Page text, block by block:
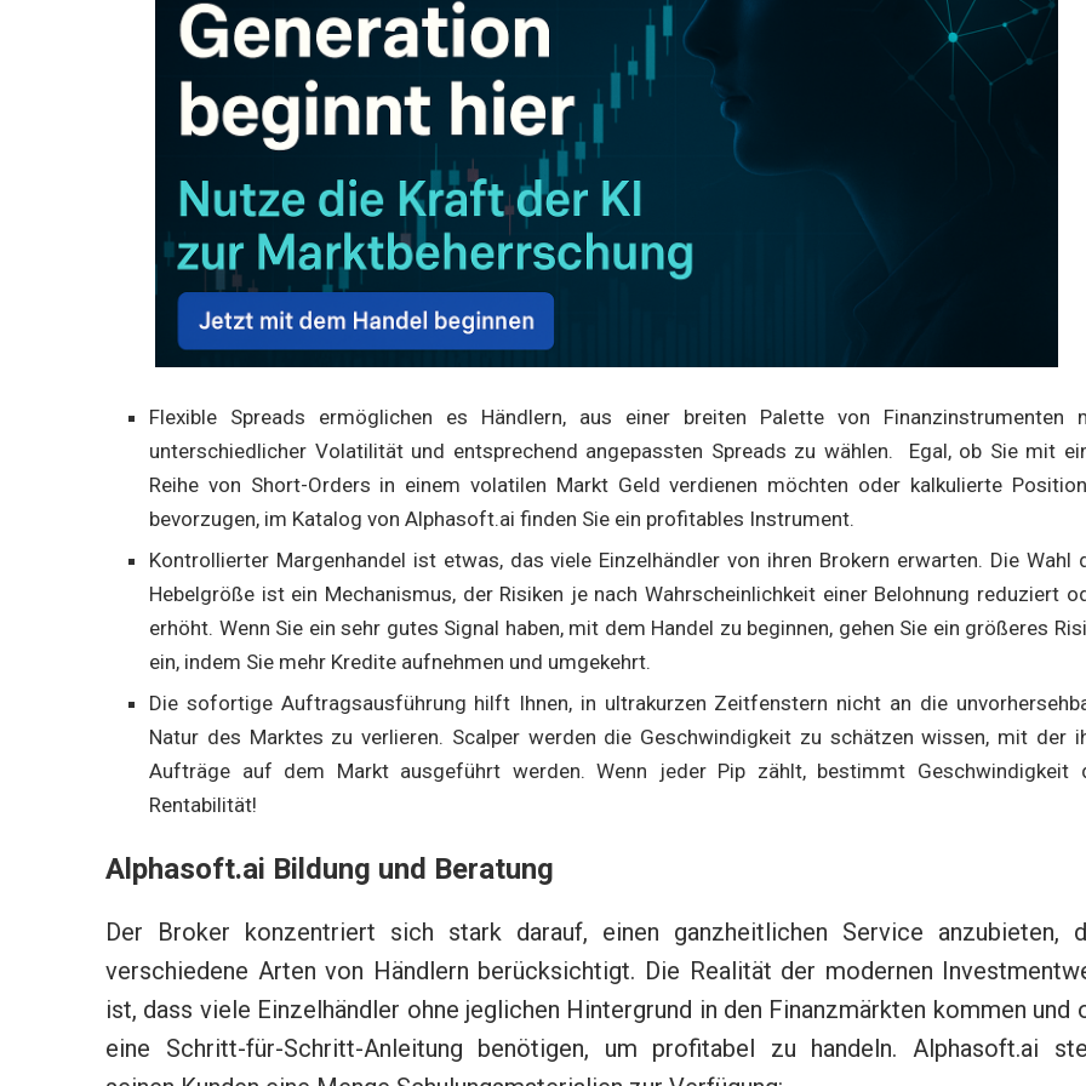
Flexible Spreads ermöglichen es Händlern, aus einer breiten Palette von Finanzinstrumenten
unterschiedlicher Volatilität und entsprechend angepassten Spreads zu wählen. Egal, ob Sie mit
Reihe von Short-Orders in einem volatilen Markt Geld verdienen möchten oder kalkulierte
bevorzugen, im Katalog von Alphasoft.ai finden Sie ein profitables Instrument.
Kontrollierter Margenhandel ist etwas, das viele Einzelhändler von ihren Brokern erwarten. Die Wahl
Hebelgröße ist ein Mechanismus, der Risiken je nach Wahrscheinlichkeit einer Belohnung reduziert
erhöht. Wenn Sie ein sehr gutes Signal haben, mit dem Handel zu beginnen, gehen Sie ein größeres
ein, indem Sie mehr Kredite aufnehmen und umgekehrt.
Die sofortige Auftragsausführung hilft Ihnen, in ultrakurzen Zeitfenstern nicht an die
Natur des Marktes zu verlieren. Scalper werden die Geschwindigkeit zu schätzen wissen, mit der
Aufträge auf dem Markt ausgeführt werden. Wenn jeder Pip zählt, bestimmt Geschwindigkeit
Rentabilität!
Alphasoft.ai Bildung und Beratung
Der Broker konzentriert sich stark darauf, einen ganzheitlichen Service anzubieten,
verschiedene Arten von Händlern berücksichtigt. Die Realität der modernen
ist, dass viele Einzelhändler ohne jeglichen Hintergrund in den Finanzmärkten kommen und
eine Schritt-für-Schritt-Anleitung benötigen, um profitabel zu handeln. Alphasoft.ai